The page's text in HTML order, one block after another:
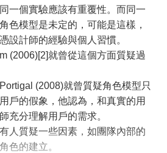
一個實驗應該有重覆性。而同一
色模型是未定的，可能是這樣，
設計師的經驗與個人習慣。
(2006)[2]就曾從這個方面質疑過
(2008)就曾質疑角色模型只
戶的假象，他認為，和真實的用
充分理解用戶的需求。
人質疑一些因素，如團隊內部的
色的建立。